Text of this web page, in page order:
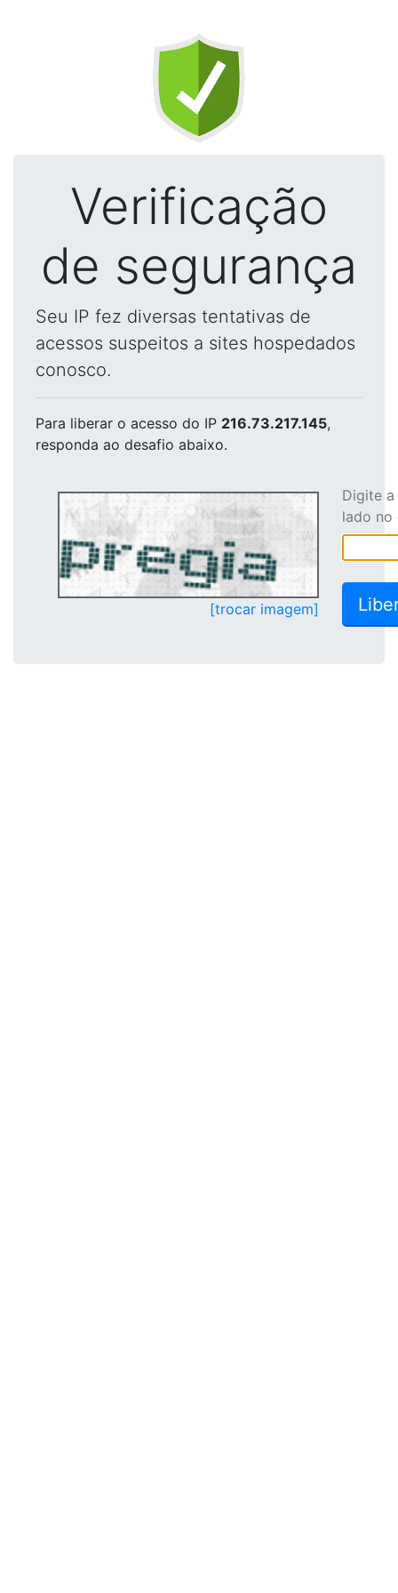
Verificação
de segurança
Seu IP fez diversas tentativas de
acessos suspeitos a sites hospedados
conosco.
Para liberar o acesso do IP 216.73.217.145,
responda ao desafio abaixo.
[trocar imagem]
Digite
lado no